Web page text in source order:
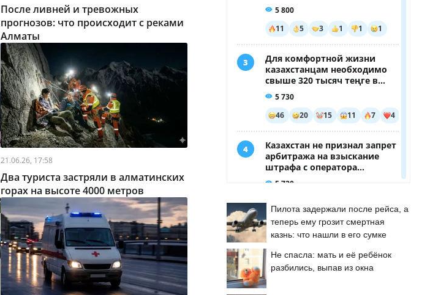
После ливней и тревожных
прогнозов: что происходит с реками
Алматы
21.06.26, 17:58
Два туриста застряли в алматинских
горах на высоте 4000 метров
Пилота задержали после рейса, а
теперь ему грозит смертная
казнь: что нашли в его сумке
Не спасла: мать и её ребёнок
разбились, выпав из окна